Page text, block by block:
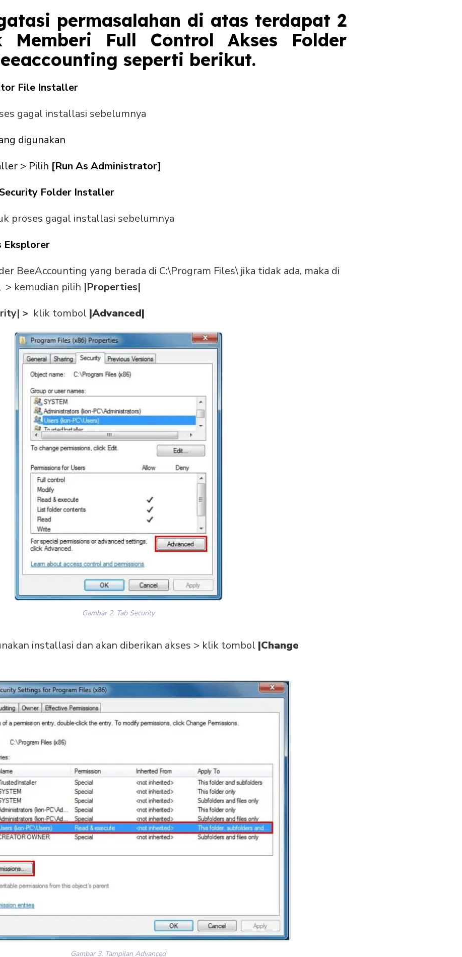
permasalahan di atas terdapat 2
Memberi Full Control Akses Folder
seperti berikut.
File Installer
gagal installasi sebelumnya
digunakan
> Pilih [Run As Administrator]
Folder Installer
proses gagal installasi sebelumnya
Eksplorer
BeeAccounting yang berada di C:\Program Files\ jika tidak ada, maka di
> kemudian pilih |Properties|
> klik tombol |Advanced|
Gambar 2. Tab Security
installasi dan akan diberikan akses > klik tombol |Change
Gambar 3. Tampilan Advanced